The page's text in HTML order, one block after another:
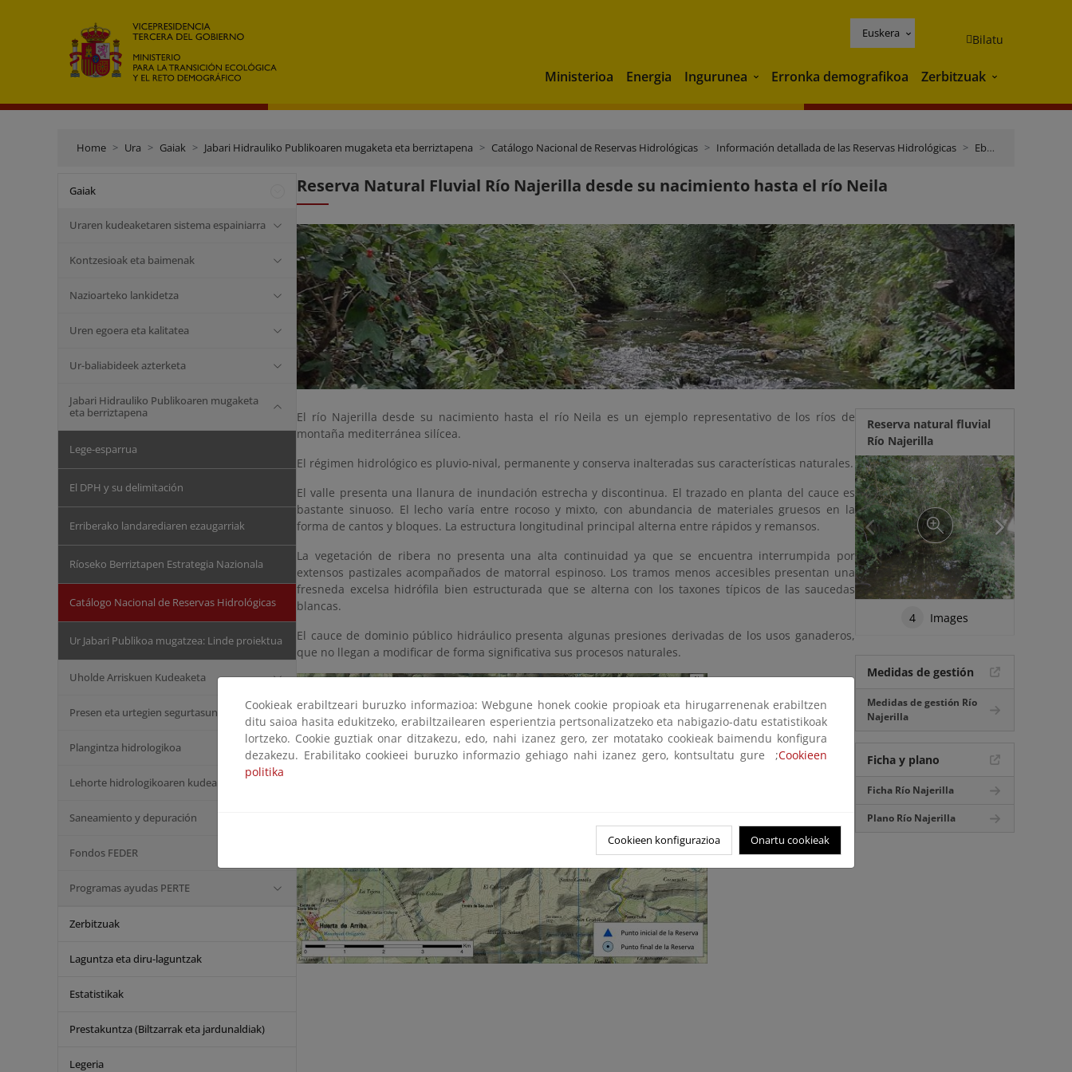
Euskera Bilatu
Ministerioa Energia Ingurunea Ingurunea
Erronka demografikoa Zerbitzuak Zerbitzuak
Home Ura Gaiak Jabari Hidrauliko Publikoaren mugaketa eta berriztapena Catálogo Nacional de Reservas Hidrológicas Información detallada de las Reservas Hidrológicas Ebro
Gaiak
Uraren kudeaketaren sistema espainiarra
Kontzesioak eta baimenak
Nazioarteko lankidetza
Uren egoera eta kalitatea
Ur-baliabideek azterketa
Jabari Hidrauliko Publikoaren mugaketa
eta berriztapena
Lege-esparrua
El DPH y su delimitación
Erriberako landarediaren ezaugarriak
Ríoseko Berriztapen Estrategia Nazionala
Catálogo Nacional de Reservas Hidrológicas
Ur Jabari Publikoa mugatzea: Linde proiektua
Uholde Arriskuen Kudeaketa
Presen eta urtegien segurtasuna
Plangintza hidrologikoa
Lehorte hidrologikoaren kudeaketa
Saneamiento y depuración
Fondos FEDER
Programas ayudas PERTE
Zerbitzuak
Laguntza eta diru-laguntzak
Estatistikak
Prestakuntza (Biltzarrak eta jardunaldiak)
Legeria
Reserva Natural Fluvial Río Najerilla desde su nacimiento hasta el río Neila
El río Najerilla desde su nacimiento hasta el río Neila es un ejemplo representativo de los ríos de
montaña mediterránea silícea.
El régimen hidrológico es pluvio-nival, permanente y conserva inalteradas sus características naturales.
El valle presenta una llanura de inundación estrecha y discontinua. El trazado en planta del cauce es
bastante sinuoso. El lecho varía entre rocoso y mixto, con abundancia de materiales gruesos en la
forma de cantos y bloques. La estructura longitudinal principal alterna entre rápidos y remansos.
La vegetación de ribera no presenta una alta continuidad ya que se encuentra interrumpida por
extensos pastizales acompañados de matorral espinoso. Los tramos menos accesibles presentan una
fresneda excelsa hidrófila bien estructurada que se alterna con los taxones típicos de las saucedas
blancas.
El cauce de dominio público hidráulico presenta algunas presiones derivadas de los usos ganaderos,
que no llegan a modificar de forma significativa sus procesos naturales.
Reserva natural fluvial
Río Najerilla
4 Images
Medidas de gestión
Medidas de gestión Río
Najerilla
Ficha y plano
Ficha Río Najerilla
Plano Río Najerilla
Cookieak erabiltzeari buruzko informazioa: Webgune honek cookie propioak eta hirugarrenenak erabiltzen
ditu saioa hasita edukitzeko, erabiltzailearen esperientzia pertsonalizatzeko eta nabigazio-datu estatistikoak
lortzeko. Cookie guztiak onar ditzakezu, edo, nahi izanez gero, zer motatako cookieak baimendu konfigura
dezakezu. Erabilitako cookieei buruzko informazio gehiago nahi izanez gero, kontsultatu gure ;Cookieen
politika
Cookieen konfigurazioa Onartu cookieak